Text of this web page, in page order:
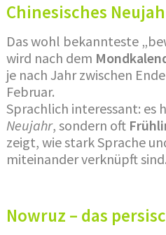
Chinesisches
Das wohl bekannteste
wird nach dem
je nach Jahr zwischen
Februar.
Sprachlich interessant: es
Neujahr, sondern oft
zeigt, wie stark Sprache
miteinander verknüpft sind.
Nowruz – das